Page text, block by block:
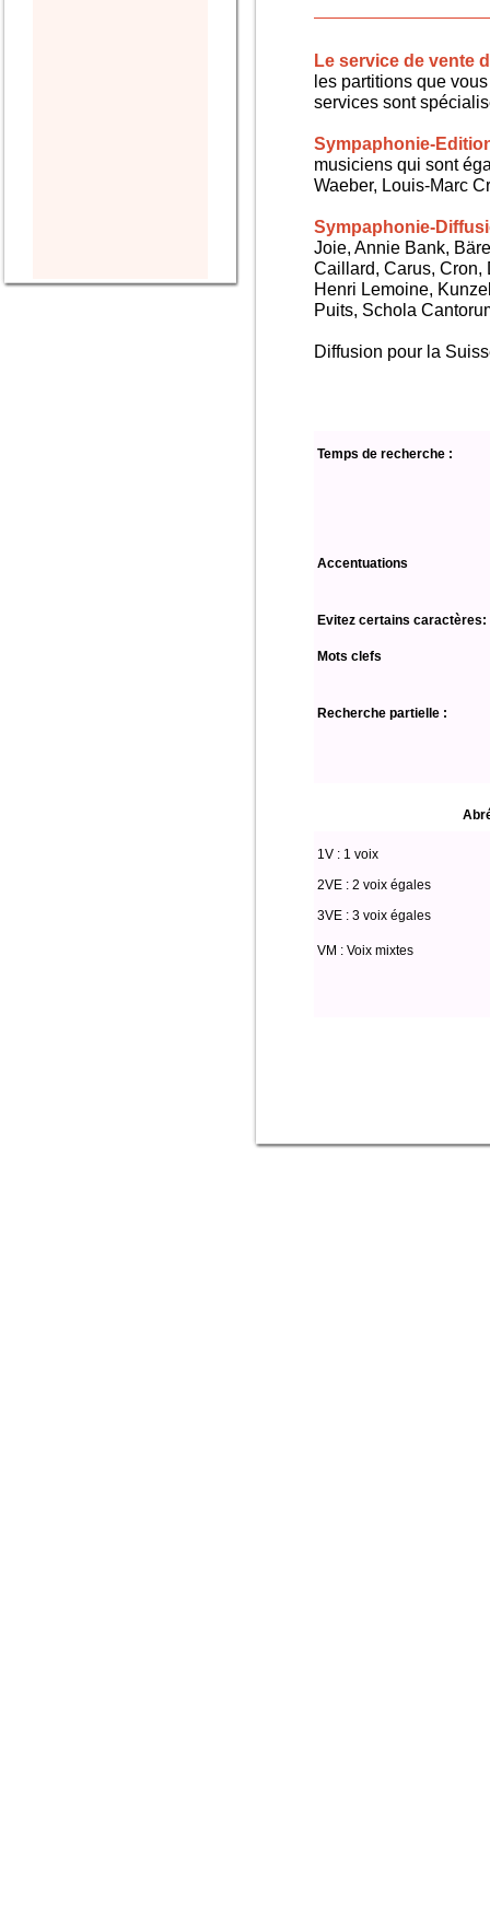
Le service de vente
les partitions que
services sont
Sympaphonie-
musiciens qui sont
Waeber, Louis-Marc
Sympaphonie-
Joie, Annie Bank,
Caillard, Carus, Cron,
Henri Lemoine,
Puits, Schola
Diffusion pour la
Temps de recherche :
Accentuations
Evitez certains caractères:
Mots clefs
Recherche partielle :
1V : 1 voix
2VE : 2 voix égales
3VE : 3 voix égales
VM : Voix mixtes